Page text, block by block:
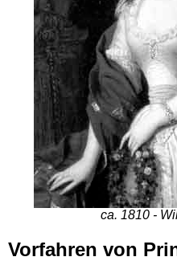
ca. 1810 -
Vorfahren von